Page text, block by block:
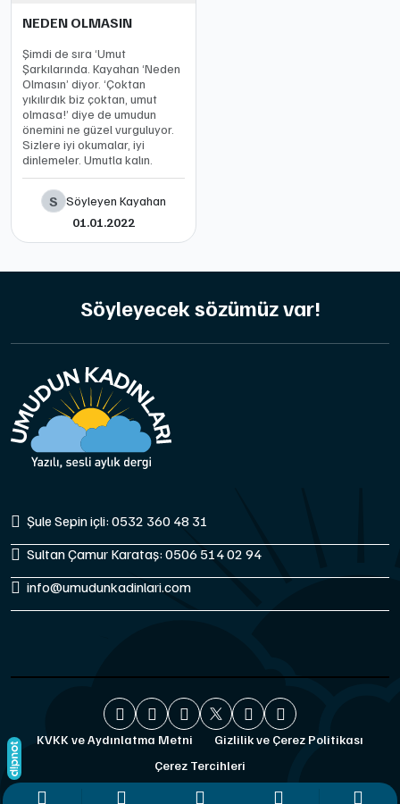
NEDEN OLMASIN
Şimdi de sıra ‘Umut
Şarkılarında. Kayahan ‘Neden
Olmasın’ diyor. ‘Çoktan
yıkılırdık biz çoktan, umut
olmasa!’ diye de umudun
önemini ne güzel vurguluyor.
Sizlere iyi okumalar, iyi
dinlemeler. Umutla kalın.
S Söyleyen Kayahan
01.01.2022
Söyleyecek sözümüz var!
Şule Sepin içli: 0532 360 48 31
Sultan Çamur Karataş: 0506 514 02 94
info@umudunkadinlari.com
KVKK ve Aydınlatma Metni
Gizlilik ve Çerez Politikası
Çerez Tercihleri